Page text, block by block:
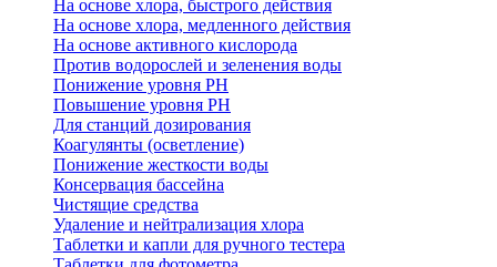
На основе хлора, быстрого действия
На основе хлора, медленного действия
На основе активного кислорода
Против водорослей и зеленения воды
Понижение уровня РН
Повышение уровня РН
Для станций дозирования
Коагулянты (осветление)
Понижение жесткости воды
Консервация бассейна
Чистящие средства
Удаление и нейтрализация хлора
Таблетки и капли для ручного тестера